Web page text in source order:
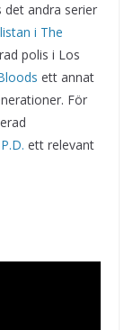
andra serier
i The
polis i Los
ett annat
För
ett relevant